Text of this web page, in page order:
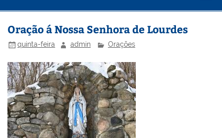
Oração á Nossa Senhora de Lourdes
quinta-feira admin Orações